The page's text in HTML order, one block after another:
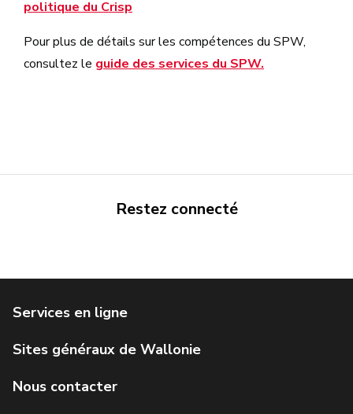
politique du Crisp
Pour plus de détails sur les compétences du SPW,
consultez le guide des services du SPW.
Restez connecté
Infotec
Charte graphique
Parlement wallon